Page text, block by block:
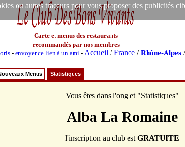
ou autres traceurs pour vous proposer des publicités
Carte et menus des restaurants
recommandés par nos membres
- envoyer ce lien à un ami- Accueil /France/Rhône-Alpes/
Menus Statistiques
Vous êtes dans l'onglet "Statistiques"
Alba La Romaine
l'inscription au club est GRATUITE